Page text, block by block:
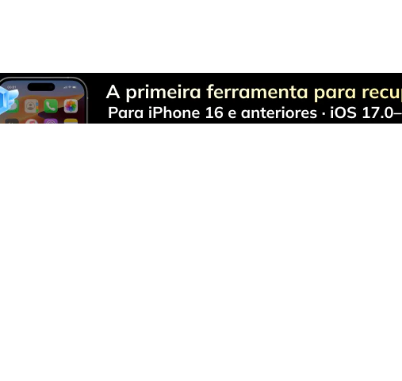
Solução Telefônica Tudo-em-Um
O Dr.Fone toma conta de todos os seus problemas de gerenciamento do